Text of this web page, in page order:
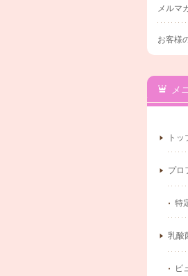
メルマ
お客様
メ
ト
プロ
特
乳酸
ピ